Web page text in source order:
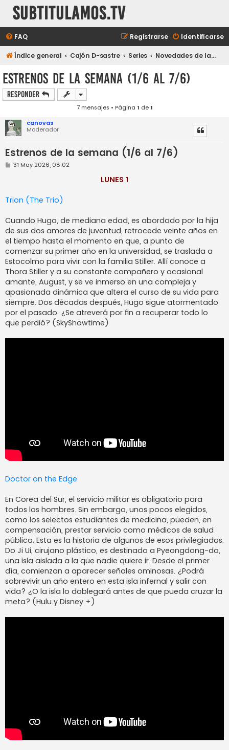
subtitulamos.tv
FAQ Identificarse
Registrarse
Índice general Cajón D-sastre Series Novedades de la semana
Estrenos de la semana (1/6 al 7/6)
Responder
7 mensajes • Página 1 de1
canovas
Moderador
Estrenos de la semana (1/6 al 7/6)
M
j
e
31 May 2026, 08:02
LUNES 1
Trion (The Trio)
Cuando Hugo, de mediana edad, es abordado por la hija
de sus dos amores de juventud, retrocede veinte años en
el tiempo hasta el momento en que, a punto de
comenzar su primer año en la universidad, se traslada a
Estocolmo para vivir con la familia Stiller. Allí conoce a
Thora Stiller y a su constante compañero y ocasional
amante, August, y se ve inmerso en una compleja y
apasionada dinámica que altera el curso de su vida para
siempre. Dos décadas después, Hugo sigue atormentado
por el pasado. ¿Se atreverá por fin a recuperar todo lo
que perdió? (SkyShowtime)
Doctor on the Edge
En Corea del Sur, el servicio militar es obligatorio para
todos los hombres. Sin embargo, unos pocos elegidos,
como los selectos estudiantes de medicina, pueden, en
compensación, prestar servicio como médicos de salud
pública. Esta es la historia de algunos de esos privilegiados.
Do Ji Ui, cirujano plástico, es destinado a Pyeongdong-do,
una isla aislada a la que nadie quiere ir. Desde el primer
día, comienzan a aparecer señales ominosas. ¿Podrá
sobrevivir un año entero en esta isla infernal y salir con
vida? ¿O la isla lo doblegará antes de que pueda cruzar la
meta? (Hulu y Disney +)